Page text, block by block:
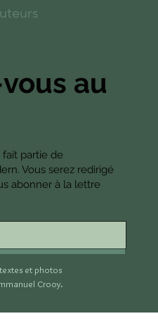
et photos
Crooy.
au
partie de
Vous serez redirigé
abonner à la lettre